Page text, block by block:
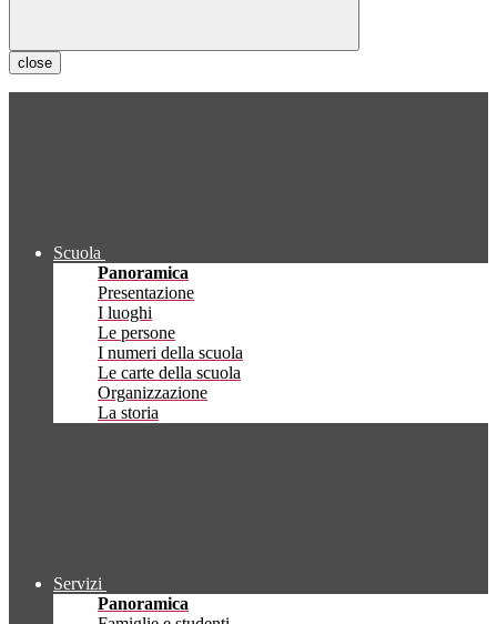
close
Scuola
Panoramica
Presentazione
I luoghi
Le persone
I numeri della scuola
Le carte della scuola
Organizzazione
La storia
Servizi
Panoramica